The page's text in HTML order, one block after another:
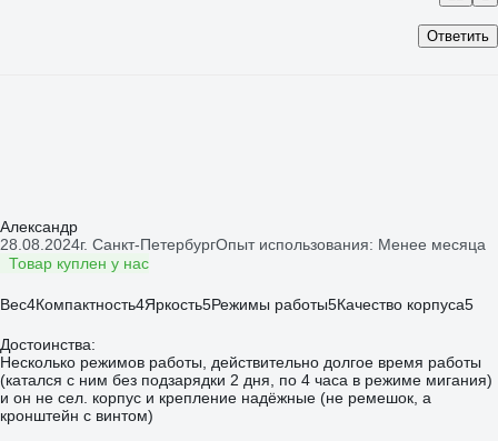
Ответить
Александр
28.08.2024г. Санкт-ПетербургОпыт использования: Менее месяца
Товар куплен у нас
Вес4Компактность4Яркость5Режимы работы5Качество корпуса5
Достоинства:
Несколько режимов работы, действительно долгое время работы
(катался с ним без подзарядки 2 дня, по 4 часа в режиме мигания)
и он не сел. корпус и крепление надёжные (не ремешок, а
кронштейн с винтом)